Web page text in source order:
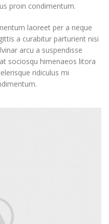
proin condimentum.
laoreet per a neque
a curabitur parturient nisi
arcu a suspendisse
sociosqu himenaeos litora
ridiculus mi